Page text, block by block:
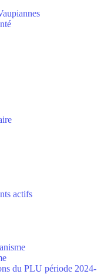
actifs
du PLU période 2024-